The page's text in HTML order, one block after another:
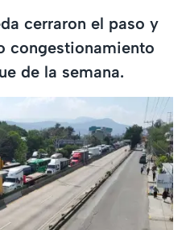
cerraron el paso y
congestionamiento
de la semana.